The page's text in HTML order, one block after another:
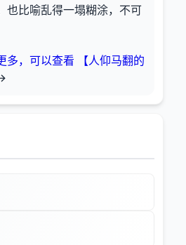
也比喻乱得一塌糊涂，不可
多，可以查看 【人仰马翻的